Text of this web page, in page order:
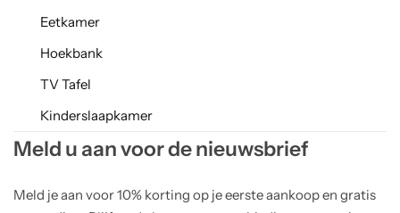
Eetkamer
Hoekbank
TV Tafel
Kinderslaapkamer
Meld u aan voor de nieuwsbrief
Meld je aan voor 10% korting op je eerste aankoop en gratis